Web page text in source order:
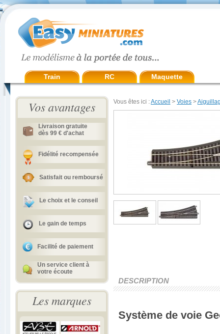
Train RC Maquette
Vos avantages
Livraison gratuite
dès 99 € d'achat
Fidélité recompensée
Satisfait ou remboursé
Le choix et le conseil
Le gain de temps
Facilité de paiement
Un service client à
votre écoute
Les marques
Vous êtes ici :Accueil > Voies >
DESCRIPTION
Système de voie